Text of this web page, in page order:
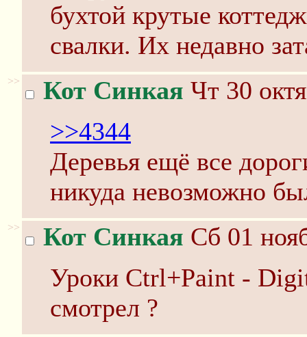
бухтой крутые
свалки. Их недавно
>> Кот Синкая Чт 30
>>4344
Деревья ещё все
никуда невозможно
>> Кот Синкая Сб 01
Уроки Ctrl+Paint -
смотрел ?